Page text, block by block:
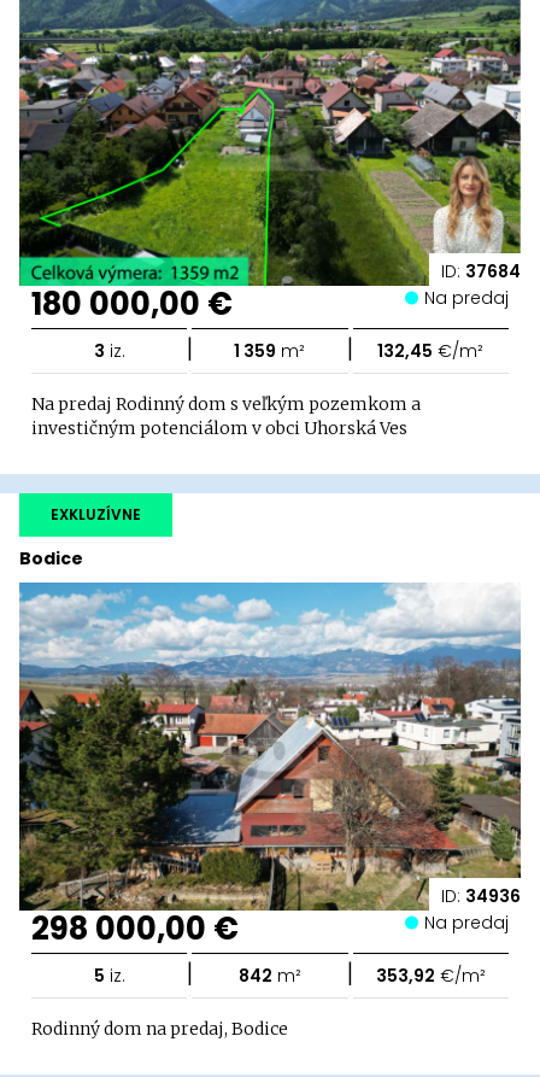
ID: 37684
180 000,00 € Na predaj
3 iz. | 1 359 m² | 132,45 €/m²
Na predaj Rodinný dom s veľkým pozemkom a
investičným potenciálom v obci Uhorská Ves
ID: 34936
Bodice
EXKLUZÍVNE
298 000,00 € Na predaj
5 iz. | 842 m² | 353,92 €/m²
Rodinný dom na predaj, Bodice